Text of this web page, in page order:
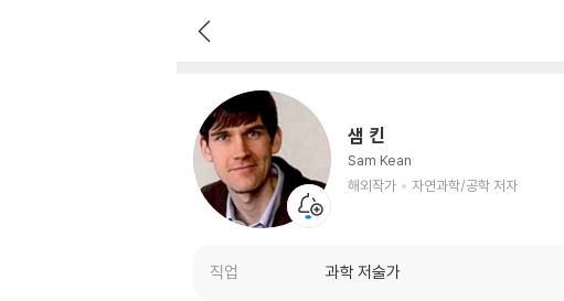
샘 킨
Sam Kean
해외작가
자연과학/공학 저자
직업 과학 저술가